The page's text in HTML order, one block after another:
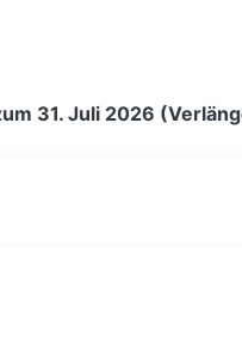
31. Juli 2026